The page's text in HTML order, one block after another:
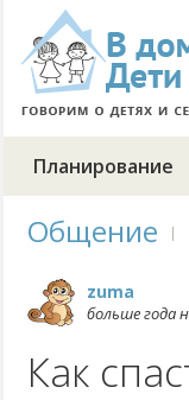
Планирование
Общение
zuma
больше года
Как